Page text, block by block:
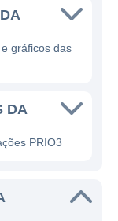
gráficos das
DA
PRIO3